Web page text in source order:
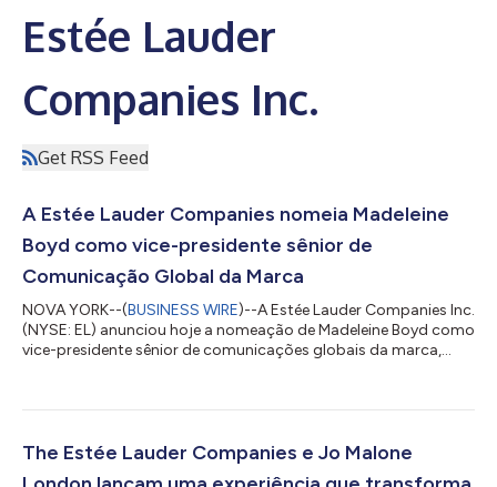
Estée Lauder
Companies Inc.
Get RSS Feed
A Estée Lauder Companies nomeia Madeleine
Boyd como vice-presidente sênior de
Comunicação Global da Marca
NOVA YORK--(BUSINESS WIRE)--A Estée Lauder Companies Inc.
(NYSE: EL) anunciou hoje a nomeação de Madeleine Boyd como
vice-presidente sênior de comunicações globais da marca,
suas marcas com os consumidores, a Sra. Boyd estabelecerá e
integrada. Nessa função, ela garantirá que o portfólio
diversificado da empresa esteja...
The Estée Lauder Companies e Jo Malone